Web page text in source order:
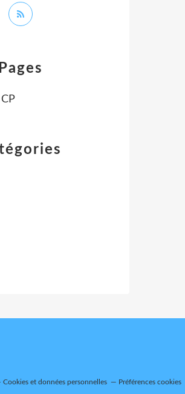
Pages
Cookies et données personnelles Préférences cookies